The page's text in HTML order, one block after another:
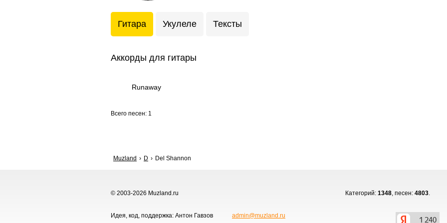
Гитара Укулеле Тексты
Аккорды для гитары
Runaway
Всего песен: 1
Muzland D Del Shannon
© 2003-2026 Muzland.ru Категорий: 1348, песен: 4803.
Идея, код, поддержка: Антон Гавзов
admin@muzland.ru